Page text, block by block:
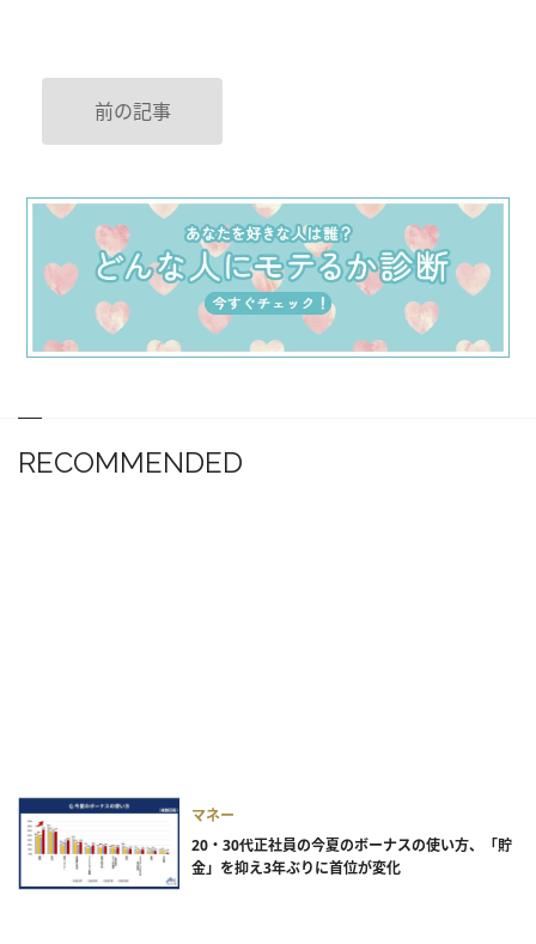
前の記事
RECOMMENDED
マネー
20・30代正社員の今夏のボーナスの使い方、「貯
金」を抑え3年ぶりに首位が変化